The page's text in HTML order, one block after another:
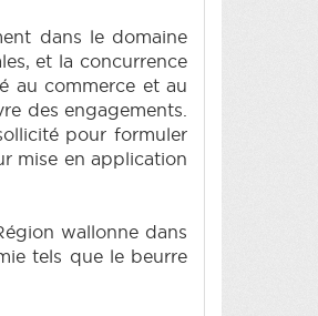
dans le domaine
et la concurrence
au commerce et au
des engagements.
pour formuler
mise en application
wallonne dans
tels que le beurre